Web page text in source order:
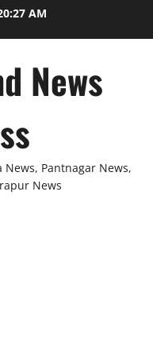
AM
News
Pantnagar News,
News